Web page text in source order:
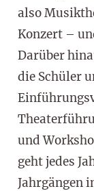
also
Konzert –
Darüber
die Schüler
und
geht jedes
Jahrgängen